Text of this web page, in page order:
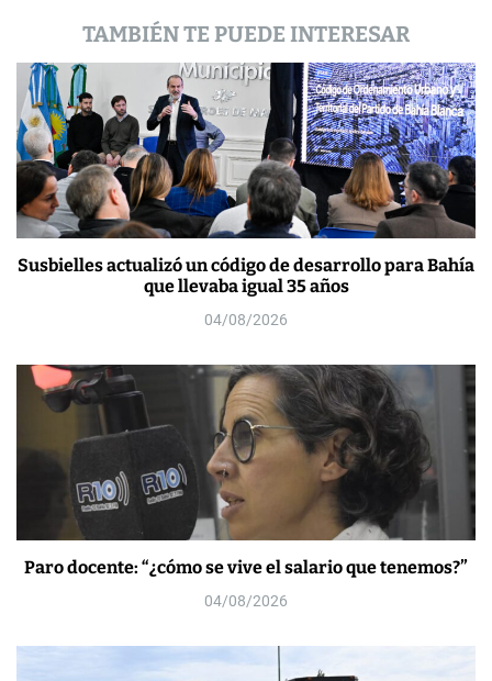
TAMBIÉN TE PUEDE INTERESAR
Susbielles actualizó un código de desarrollo para Bahía
que llevaba igual 35 años
04/08/2026
Paro docente: “¿cómo se vive el salario que tenemos?”
04/08/2026